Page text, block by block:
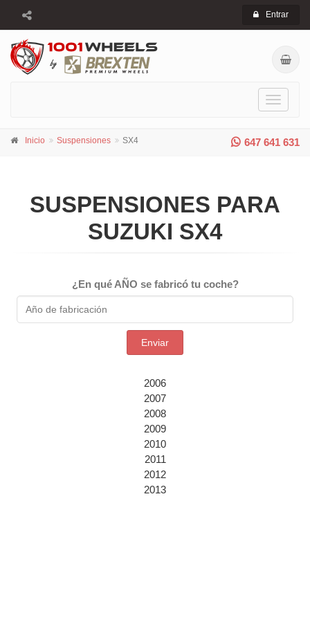
Entrar
Toggle
647 641 631
Inicio Suspensiones SX4
SUSPENSIONES PARA
SUZUKI SX4
¿En qué AÑO se fabricó tu coche?
Enviar
2006
2007
2008
2009
2010
2011
2012
2013